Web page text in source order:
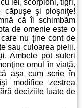
lei, scorpioni, tigri,
căpuşe şi ploşniţe!
că îi schimbăm
de omenie este o
nu ţine cont de
sau culoarea pielii.
Ambele pot suferi
omul în viaţă.
aşa cum scrie în
modifice zestrea
deciziile luate de